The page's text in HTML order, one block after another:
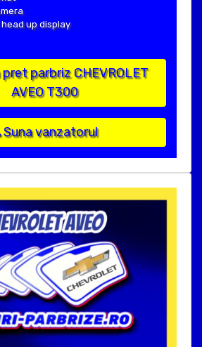
up display
parbriz CHEVROLET
AVEO T300
Suna vanzatorul